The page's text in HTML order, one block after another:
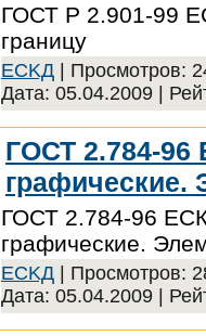
ГОСТ Р 2.901-99
границу
ECKД | Просмотров:
Дата: 05.04.2009 |
ГОСТ 2.784-96
графические.
ГОСТ 2.784-96
графические.
ECKД | Просмотров:
Дата: 05.04.2009 |